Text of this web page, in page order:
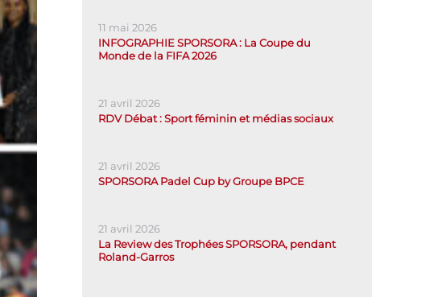
11 mai 2026
INFOGRAPHIE SPORSORA : La Coupe du
Monde de la FIFA 2026
21 avril 2026
RDV Débat : Sport féminin et médias sociaux
21 avril 2026
SPORSORA Padel Cup by Groupe BPCE
21 avril 2026
La Review des Trophées SPORSORA, pendant
Roland-Garros